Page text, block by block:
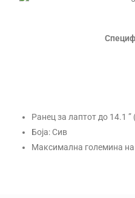
Ранец за лаптот до 14.1 ”
Боја: Сив
Максимална големина на